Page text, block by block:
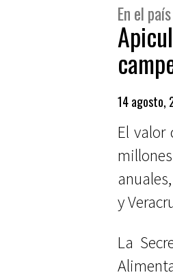
En el
14 agosto,
El valor
y
La